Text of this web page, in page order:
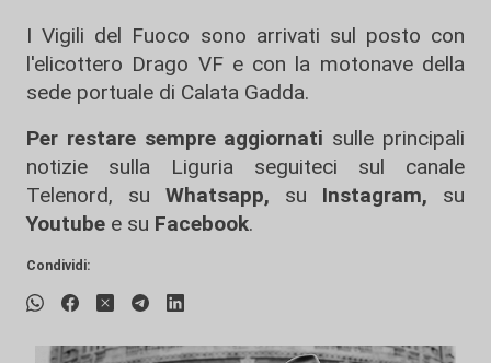
I Vigili del Fuoco sono arrivati sul posto con
l'elicottero Drago VF e con la motonave della
sede portuale di Calata Gadda.
Per restare sempre aggiornati sulle principali
notizie sulla Liguria seguiteci sul canale
Telenord, su
Whatsapp, su Instagram, su
Youtube e su Facebook.
Condividi: